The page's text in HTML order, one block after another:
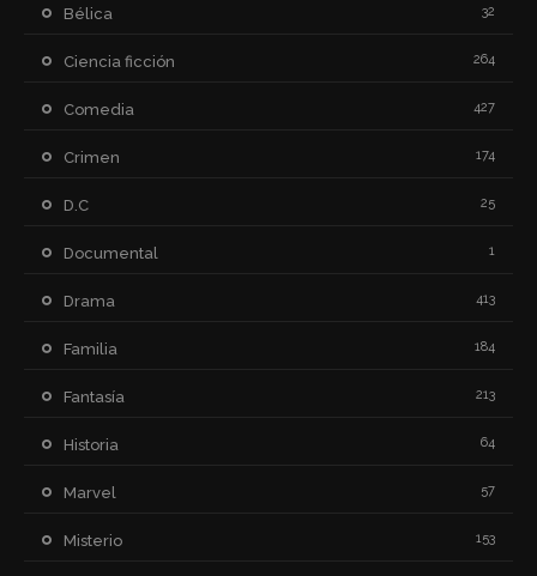
Bélica 32
Ciencia ficción 264
Comedia 427
Crimen 174
D.C 25
Documental 1
Drama 413
Familia 184
Fantasía 213
Historia 64
Marvel 57
Misterio 153